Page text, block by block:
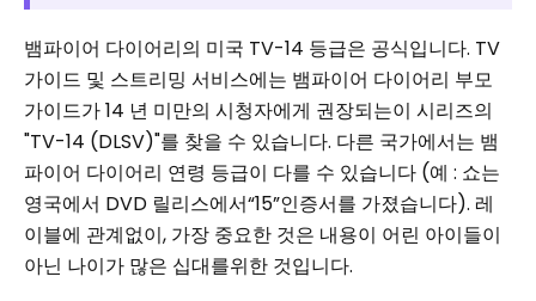
뱀파이어 다이어리의 미국 TV-14 등급은 공식입니다. TV
가이드 및 스트리밍 서비스에는 뱀파이어 다이어리 부모
가이드가 14 년 미만의 시청자에게 권장되는이 시리즈의
"TV-14 (DLSV)"를 찾을 수 있습니다. 다른 국가에서는 뱀
파이어 다이어리 연령 등급이 다를 수 있습니다 (예 : 쇼는
영국에서 DVD 릴리스에서“15”인증서를 가졌습니다). 레
이블에 관계없이, 가장 중요한 것은 내용이 어린 아이들이
아닌 나이가 많은 십대를위한 것입니다.